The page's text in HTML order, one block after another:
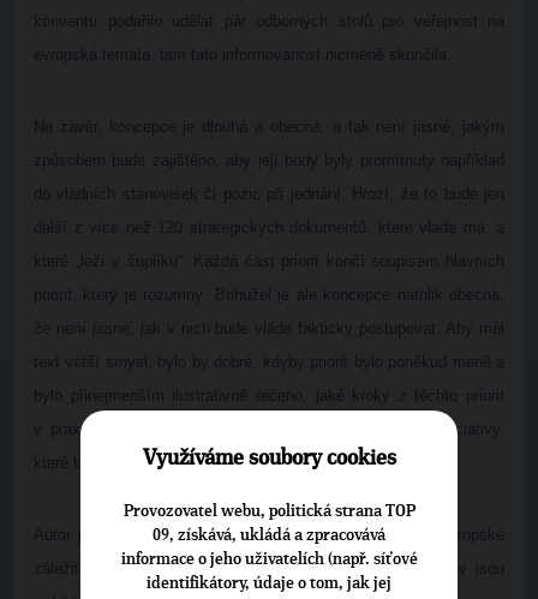
konventu podařilo udělat pár odborných stolů pro veřejnost na
evropská témata, tam tato informovanost nicméně skončila.
Na závěr, koncepce je dlouhá a obecná, a tak není jasné, jakým
způsobem bude zajištěno, aby její body byly promítnuty například
do vládních stanovisek či pozic při jednání. Hrozí, že to bude jen
další z více než 120 strategických dokumentů, které vláda má, a
které „leží v šuplíku“. Každá část priorit končí soupisem hlavních
priorit, který je rozumný. Bohužel je ale koncepce natolik obecná,
že není jasné, jak v nich bude vláda fakticky postupovat. Aby měl
text větší smysl, bylo by dobré, kdyby priorit bylo poněkud méně a
bylo přinejmenším ilustrativně řečeno, jaké kroky z těchto priorit
v praxi plynou. Slušelo by se odvodit jednu nebo dvě iniciativy,
které by vláda na základě koncepce Bruselu spustila.
Autor je místopředsedou TOP 09 a členem Výboru pro evropské
záležitosti Poslanecké sněmovny ČR. Titulek a mezititulky jsou
Využíváme soubory cookies
Provozovatel webu, politická strana TOP
09, získává, ukládá a zpracovává
informace o jeho uživatelích (např. síťové
identifikátory, údaje o tom, jak jej